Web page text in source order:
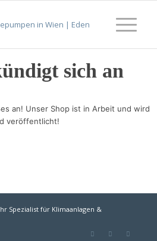
sich an
an! Unser Shop ist in Arbeit und wird
veröffentlicht!
Spezialist für Klimaanlagen &